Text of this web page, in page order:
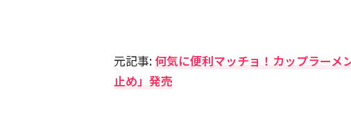
元記事: 何気に便利マッチョ！カップラーメ
止め」発売